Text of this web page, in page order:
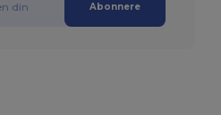
Abonnere